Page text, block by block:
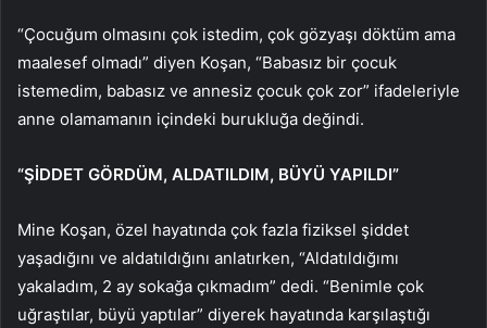
“Çocuğum olmasını çok istedim, çok gözyaşı döktüm ama
maalesef olmadı” diyen Koşan, “Babasız bir çocuk
istemedim, babasız ve annesiz çocuk çok zor” ifadeleriyle
anne olamamanın içindeki burukluğa değindi.
“ŞİDDET GÖRDÜM, ALDATILDIM, BÜYÜ YAPILDI”
Mine Koşan, özel hayatında çok fazla fiziksel şiddet
yaşadığını ve aldatıldığını anlatırken, “Aldatıldığımı
yakaladım, 2 ay sokağa çıkmadım” dedi. “Benimle çok
uğraştılar, büyü yaptılar” diyerek hayatında karşılaştığı